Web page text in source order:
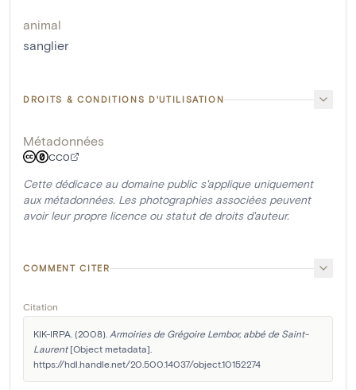
animal
sanglier
DROITS & CONDITIONS D'UTILISATION
Métadonnées
CC0
Cette dédicace au domaine public s'applique uniquement
aux métadonnées. Les photographies associées peuvent
avoir leur propre licence ou statut de droits d'auteur.
COMMENT CITER
Citation
KIK-IRPA. (2008). Armoiries de Grégoire Lembor, abbé de Saint-
Laurent [Object metadata].
https://hdl.handle.net/20.500.14037/object.10152274